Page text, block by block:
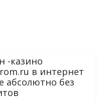
-казино
в интернет
абсолютно без